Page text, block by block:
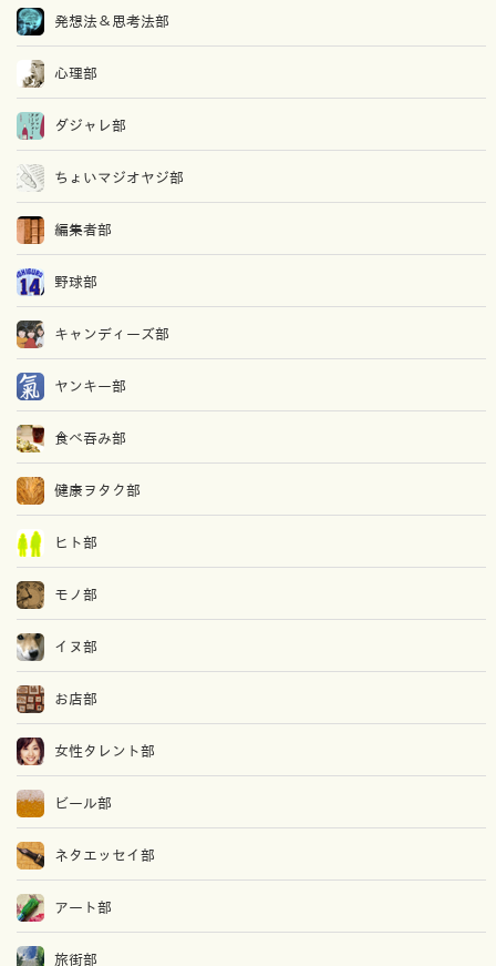
発想法＆思考法部
心理部
ダジャレ部
ちょいマジオヤジ部
編集者部
野球部
キャンディーズ部
ヤンキー部
食べ吞み部
健康ヲタク部
ヒト部
モノ部
イヌ部
お店部
女性タレント部
ビール部
ネタエッセイ部
アート部
旅街部